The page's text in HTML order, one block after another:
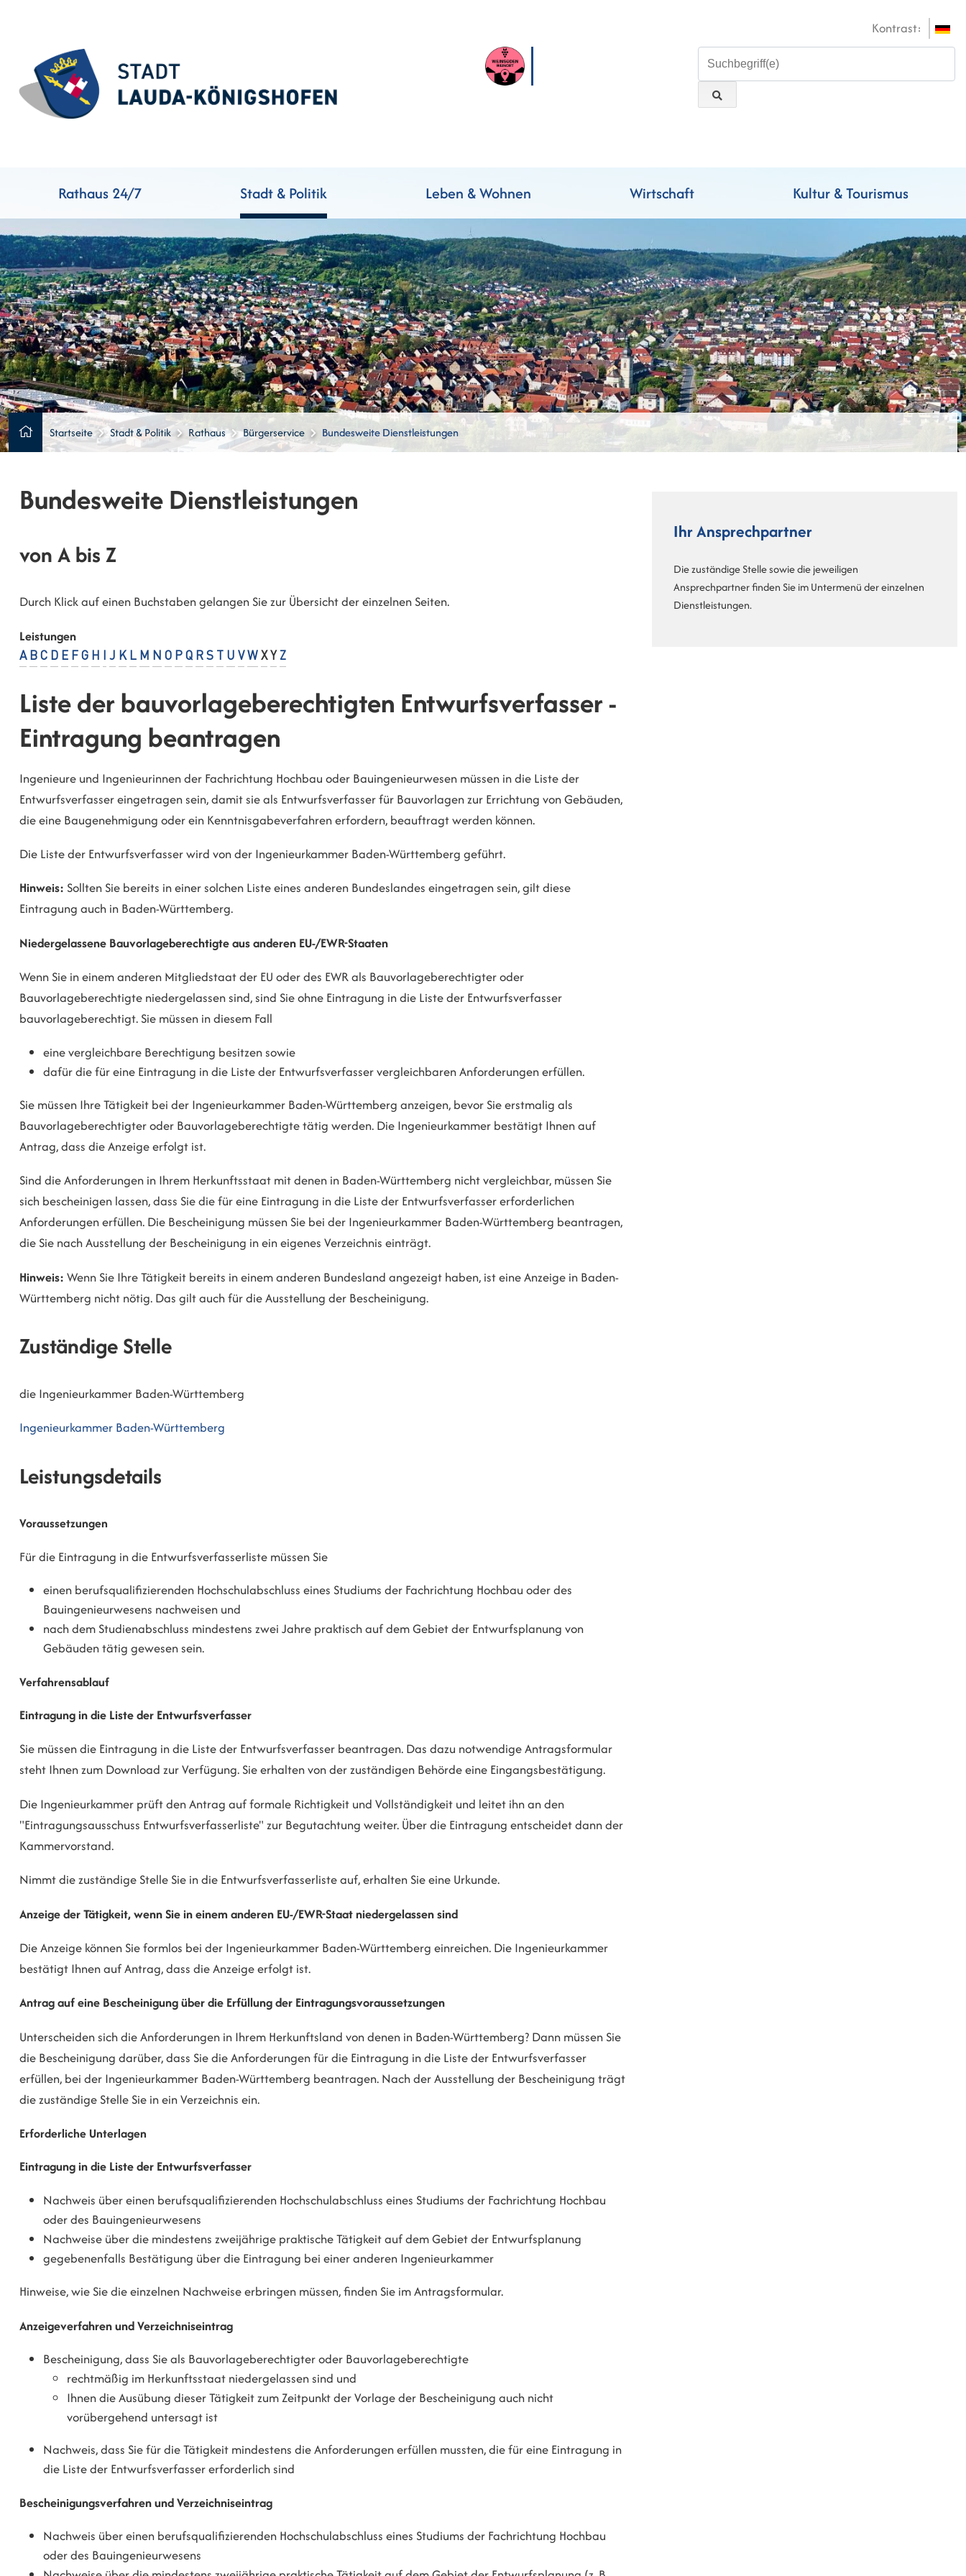
Kontrast:
Rathaus 24/7 Stadt & Politik Leben & Wohnen Wirtschaft Kultur & Tourismus
Startseite Stadt & Politik Rathaus Bürgerservice Bundesweite Dienstleistungen
Bundesweite Dienstleistungen
von A bis Z
Durch Klick auf einen Buchstaben gelangen Sie zur Übersicht der einzelnen Seiten.
Leistungen
A B C D E F G H J K L M N O P Q R S U V W X Y Z
Liste der bauvorlageberechtigten Entwurfsverfasser -
Eintragung beantragen
Ingenieure und Ingenieurinnen der Fachrichtung Hochbau oder Bauingenieurwesen müssen in die Liste der
Entwurfsverfasser eingetragen sein, damit sie als Entwurfsverfasser für Bauvorlagen zur Errichtung von Gebäuden,
die eine Baugenehmigung oder ein Kenntnisgabeverfahren erfordern, beauftragt werden können.
Die Liste der Entwurfsverfasser wird von der Ingenieurkammer Baden-Württemberg geführt.
Hinweis: Sollten Sie bereits in einer solchen Liste eines anderen Bundeslandes eingetragen sein, gilt diese
Eintragung auch in Baden-Württemberg.
Niedergelassene Bauvorlageberechtigte aus anderen EU-/EWR-Staaten
Wenn Sie in einem anderen Mitgliedstaat der EU oder des EWR als Bauvorlageberechtigter oder
Bauvorlageberechtigte niedergelassen sind, sind Sie ohne Eintragung in die Liste der Entwurfsverfasser
bauvorlageberechtigt. Sie müssen in diesem Fall
eine vergleichbare Berechtigung besitzen sowie
dafür die für eine Eintragung in die Liste der Entwurfsverfasser vergleichbaren Anforderungen erfüllen.
Sie müssen Ihre Tätigkeit bei der Ingenieurkammer Baden-Württemberg anzeigen, bevor Sie erstmalig als
Bauvorlageberechtigter oder Bauvorlageberechtigte tätig werden. Die Ingenieurkammer bestätigt Ihnen auf
Antrag, dass die Anzeige erfolgt ist.
Sind die Anforderungen in Ihrem Herkunftsstaat mit denen in Baden-Württemberg nicht vergleichbar, müssen Sie
sich bescheinigen lassen, dass Sie die für eine Eintragung in die Liste der Entwurfsverfasser erforderlichen
Anforderungen erfüllen. Die Bescheinigung müssen Sie bei der Ingenieurkammer Baden-Württemberg beantragen,
die Sie nach Ausstellung der Bescheinigung in ein eigenes Verzeichnis einträgt.
Hinweis: Wenn Sie Ihre Tätigkeit bereits in einem anderen Bundesland angezeigt haben, ist eine Anzeige in Baden-
Württemberg nicht nötig. Das gilt auch für die Ausstellung der Bescheinigung.
Zuständige Stelle
die Ingenieurkammer Baden-Württemberg
Ingenieurkammer Baden-Württemberg
Leistungsdetails
Voraussetzungen
Für die Eintragung in die Entwurfsverfasserliste müssen Sie
einen berufsqualifizierenden Hochschulabschluss eines Studiums der Fachrichtung Hochbau oder des
Bauingenieurwesens nachweisen und
nach dem Studienabschluss mindestens zwei Jahre praktisch auf dem Gebiet der Entwurfsplanung von
Gebäuden tätig gewesen sein.
Verfahrensablauf
Eintragung in die Liste der Entwurfsverfasser
Sie müssen die Eintragung in die Liste der Entwurfsverfasser beantragen. Das dazu notwendige Antragsformular
steht Ihnen zum Download zur Verfügung. Sie erhalten von der zuständigen Behörde eine Eingangsbestätigung.
Die Ingenieurkammer prüft den Antrag auf formale Richtigkeit und Vollständigkeit und leitet ihn an den
"Eintragungsausschuss Entwurfsverfasserliste" zur Begutachtung weiter. Über die Eintragung entscheidet dann der
Kammervorstand.
Nimmt die zuständige Stelle Sie in die Entwurfsverfasserliste auf, erhalten Sie eine Urkunde.
Anzeige der Tätigkeit, wenn Sie in einem anderen EU-/EWR-Staat niedergelassen sind
Die Anzeige können Sie formlos bei der Ingenieurkammer Baden-Württemberg einreichen. Die Ingenieurkammer
bestätigt Ihnen auf Antrag, dass die Anzeige erfolgt ist.
Antrag auf eine Bescheinigung über die Erfüllung der Eintragungsvoraussetzungen
Unterscheiden sich die Anforderungen in Ihrem Herkunftsland von denen in Baden-Württemberg? Dann müssen Sie
die Bescheinigung darüber, dass Sie die Anforderungen für die Eintragung in die Liste der Entwurfsverfasser
erfüllen, bei der Ingenieurkammer Baden-Württemberg beantragen. Nach der Ausstellung der Bescheinigung trägt
die zuständige Stelle Sie in ein Verzeichnis ein.
Erforderliche Unterlagen
Eintragung in die Liste der Entwurfsverfasser
Nachweis über einen berufsqualifizierenden Hochschulabschluss eines Studiums der Fachrichtung Hochbau
oder des Bauingenieurwesens
Nachweise über die mindestens zweijährige praktische Tätigkeit auf dem Gebiet der Entwurfsplanung
gegebenenfalls Bestätigung über die Eintragung bei einer anderen Ingenieurkammer
Hinweise, wie Sie die einzelnen Nachweise erbringen müssen, finden Sie im Antragsformular.
Anzeigeverfahren und Verzeichniseintrag
Bescheinigung, dass Sie als Bauvorlageberechtigter oder Bauvorlageberechtigte
rechtmäßig im Herkunftsstaat niedergelassen sind und
Ihnen die Ausübung dieser Tätigkeit zum Zeitpunkt der Vorlage der Bescheinigung auch nicht
vorübergehend untersagt ist
Nachweis, dass Sie für die Tätigkeit mindestens die Anforderungen erfüllen mussten, die für eine Eintragung in
die Liste der Entwurfsverfasser erforderlich sind
Bescheinigungsverfahren und Verzeichniseintrag
Nachweis über einen berufsqualifizierenden Hochschulabschluss eines Studiums der Fachrichtung Hochbau
oder des Bauingenieurwesens
Ihr Ansprechpartner
Die zuständige Stelle sowie die jeweiligen
Ansprechpartner finden Sie im Untermenü der einzelnen
Dienstleistungen.